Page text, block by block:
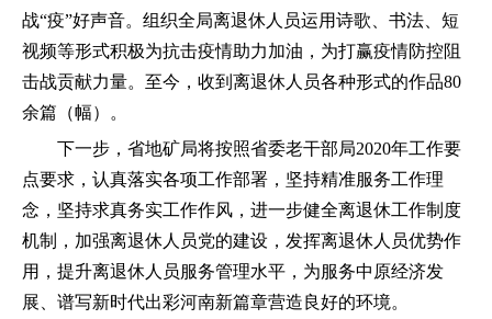
战“疫”好声音。组织全局离退休人员运用诗歌、书法、短
视频等形式积极为抗击疫情助力加油，为打赢疫情防控阻
击战贡献力量。至今，收到离退休人员各种形式的作品80
余篇（幅）。
下一步，省地矿局将按照省委老干部局2020年工作要
点要求，认真落实各项工作部署，坚持精准服务工作理
念，坚持求真务实工作作风，进一步健全离退休工作制度
机制，加强离退休人员党的建设，发挥离退休人员优势作
用，提升离退休人员服务管理水平，为服务中原经济发
展、谱写新时代出彩河南新篇章营造良好的环境。